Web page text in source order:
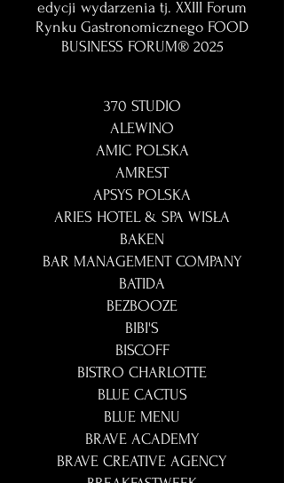
edycji wydarzenia tj. XXIII Forum
Rynku Gastronomicznego FOOD
BUSINESS FORUM® 2025
370 STUDIO
ALEWINO
AMIC POLSKA
AMREST
APSYS POLSKA
ARIES HOTEL & SPA WISŁA
BAKEN
BAR MANAGEMENT COMPANY
BATIDA
BEZBOOZE
BIBI'S
BISCOFF
BISTRO CHARLOTTE
BLUE CACTUS
BLUE MENU
BRAVE ACADEMY
BRAVE CREATIVE AGENCY